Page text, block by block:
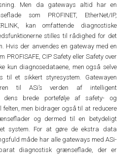
Men da gateways altid har en
som PROFINET, EtherNet/IP,
kan omfattende diagnostiske
stilles til rådighed for det
Hvis der anvendes en gateway med en
PROFISAFE, CIP Safety eller Safety over
kun diagnosedataene, men også selve
til et sikkert styresystem. Gatewayen
til ASi’s verden af intelligent
dens brede portefølje af safety- og
men bidrager også til at reducere
og dermed til en betydeligt
system. For at gøre de ekstra data
måde har alle gateways med ASi-
diagnostisk grænseflade, der er